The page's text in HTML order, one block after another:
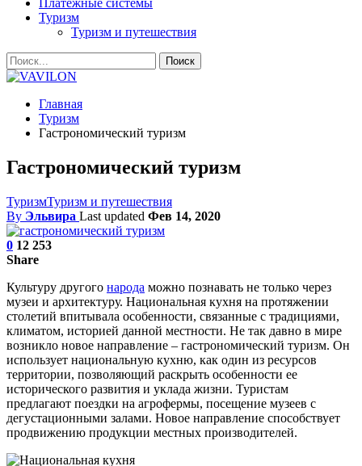
Платёжные системы
Туризм
Туризм и путешествия
Главная
Туризм
Гастрономический туризм
Гастрономический туризм
ТуризмТуризм и путешествия
By Эльвира Last updated Фев 14, 2020
0 12 253
Share
Культуру другого народа можно познавать не только через
музеи и архитектуру. Национальная кухня на протяжении
столетий впитывала особенности, связанные с традициями,
климатом, историей данной местности. Не так давно в мире
возникло новое направление – гастрономический туризм. Он
использует национальную кухню, как один из ресурсов
территории, позволяющий раскрыть особенности ее
исторического развития и уклада жизни. Туристам
предлагают поездки на агрофермы, посещение музеев с
дегустационными залами. Новое направление способствует
продвижению продукции местных производителей.